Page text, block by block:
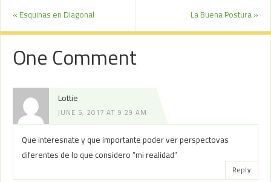
« Esquinas en Diagonal La Buena Postura »
One Comment
Lottie
JUNE 5, 2017 AT 9:29 AM
Que interesnate y que importante poder ver perspectovas
diferentes de lo que considero “mi realidad”
Reply